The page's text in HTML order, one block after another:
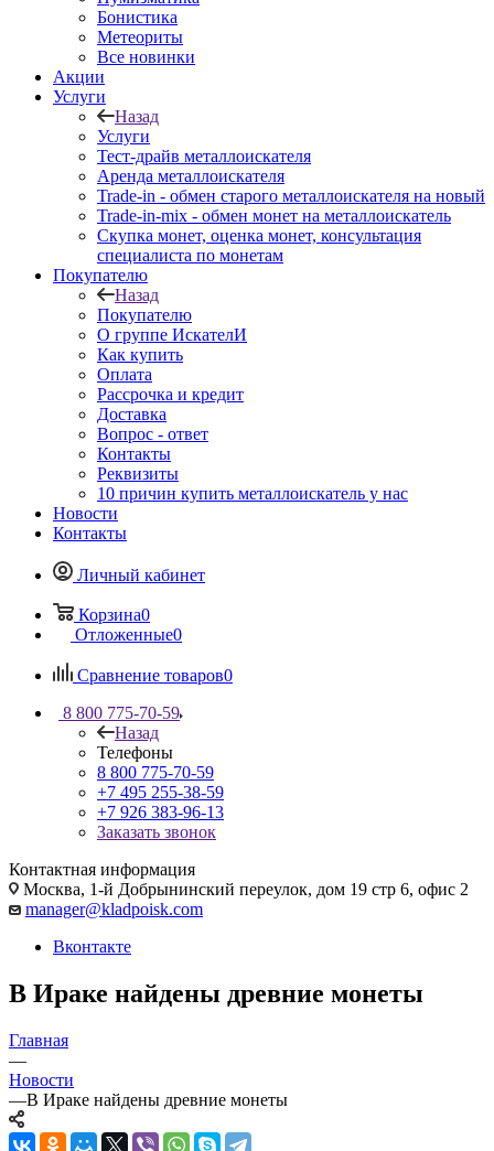
Бонистика
Метеориты
Все новинки
Акции
Услуги
Назад
Услуги
Тест-драйв металлоискателя
Аренда металлоискателя
Trade-in - обмен старого металлоискателя на новый
Trade-in-mix - обмен монет на металлоискатель
Скупка монет, оценка монет, консультация
специалиста по монетам
Покупателю
Назад
Покупателю
О группе ИскателИ
Как купить
Оплата
Рассрочка и кредит
Доставка
Вопрос - ответ
Контакты
Реквизиты
10 причин купить металлоискатель у нас
Новости
Контакты
Личный кабинет
Корзина0
Отложенные0
Сравнение товаров0
8 800 775-70-59
Назад
Телефоны
8 800 775-70-59
+7 495 255-38-59
+7 926 383-96-13
Заказать звонок
Контактная информация
Москва, 1-й Добрынинский переулок, дом 19 стр 6, офис 2
manager@kladpoisk.com
Вконтакте
В Ираке найдены древние монеты
Главная
—
Новости
—В Ираке найдены древние монеты